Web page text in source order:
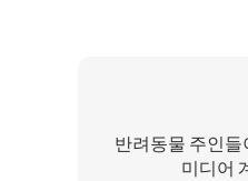
반려동물 주인들
미디어